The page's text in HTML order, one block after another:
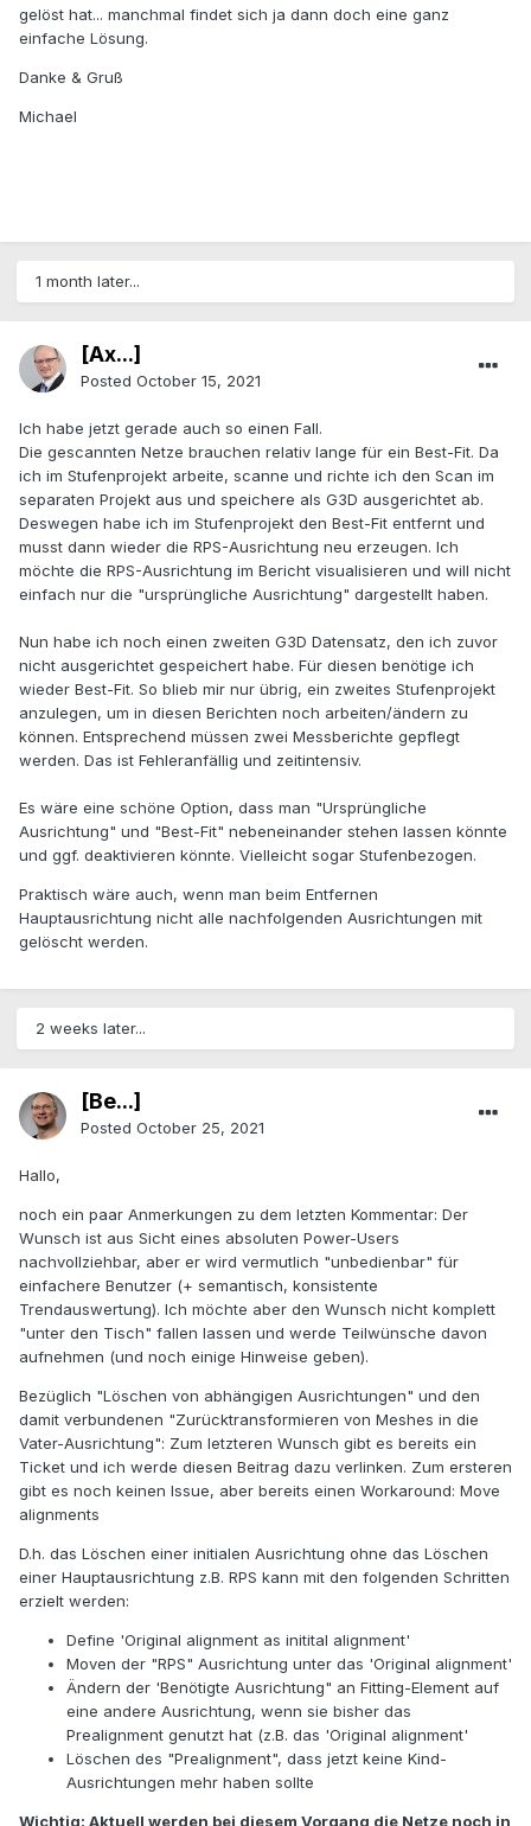
gelöst hat... manchmal findet sich ja dann doch eine ganz
einfache Lösung.
Danke & Gruß
Michael
1 month later...
[Ax...]
Posted October 15, 2021
Ich habe jetzt gerade auch so einen Fall.
Die gescannten Netze brauchen relativ lange für ein Best-Fit. Da
ich im Stufenprojekt arbeite, scanne und richte ich den Scan im
separaten Projekt aus und speichere als G3D ausgerichtet ab.
Deswegen habe ich im Stufenprojekt den Best-Fit entfernt und
musst dann wieder die RPS-Ausrichtung neu erzeugen. Ich
möchte die RPS-Ausrichtung im Bericht visualisieren und will nicht
einfach nur die "ursprüngliche Ausrichtung" dargestellt haben.
Nun habe ich noch einen zweiten G3D Datensatz, den ich zuvor
nicht ausgerichtet gespeichert habe. Für diesen benötige ich
wieder Best-Fit. So blieb mir nur übrig, ein zweites Stufenprojekt
anzulegen, um in diesen Berichten noch arbeiten/ändern zu
können. Entsprechend müssen zwei Messberichte gepflegt
werden. Das ist Fehleranfällig und zeitintensiv.
Es wäre eine schöne Option, dass man "Ursprüngliche
Ausrichtung" und "Best-Fit" nebeneinander stehen lassen könnte
und ggf. deaktivieren könnte. Vielleicht sogar Stufenbezogen.
Praktisch wäre auch, wenn man beim Entfernen
Hauptausrichtung nicht alle nachfolgenden Ausrichtungen mit
gelöscht werden.
2 weeks later...
[Be...]
Posted October 25, 2021
Hallo,
noch ein paar Anmerkungen zu dem letzten Kommentar: Der
Wunsch ist aus Sicht eines absoluten Power-Users
nachvollziehbar, aber er wird vermutlich "unbedienbar" für
einfachere Benutzer (+ semantisch, konsistente
Trendauswertung). Ich möchte aber den Wunsch nicht komplett
"unter den Tisch" fallen lassen und werde Teilwünsche davon
aufnehmen (und noch einige Hinweise geben).
Bezüglich "Löschen von abhängigen Ausrichtungen" und den
damit verbundenen "Zurücktransformieren von Meshes in die
Vater-Ausrichtung": Zum letzteren Wunsch gibt es bereits ein
Ticket und ich werde diesen Beitrag dazu verlinken. Zum ersteren
gibt es noch keinen Issue, aber bereits einen Workaround: Move
alignments
D.h. das Löschen einer initialen Ausrichtung ohne das Löschen
einer Hauptausrichtung z.B. RPS kann mit den folgenden Schritten
erzielt werden:
Define 'Original alignment as initital alignment'
Moven der "RPS" Ausrichtung unter das 'Original alignment'
Ändern der 'Benötigte Ausrichtung" an Fitting-Element auf
eine andere Ausrichtung, wenn sie bisher das
Prealignment genutzt hat (z.B. das 'Original alignment'
Löschen des "Prealignment", dass jetzt keine Kind-
Ausrichtungen mehr haben sollte
Wichtig: Aktuell werden bei diesem Vorgang die Netze noch in